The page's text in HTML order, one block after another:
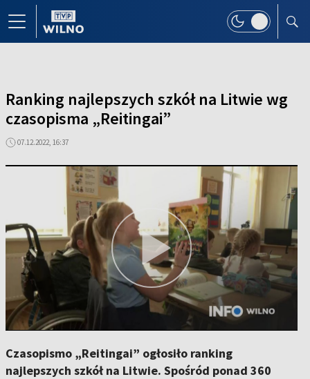
Ranking najlepszych szkół na Litwie wg
czasopisma „Reitingai”
07.12.2022, 16:37
Czasopismo „Reitingai” ogłosiło ranking
najlepszych szkół na Litwie. Spośród ponad 360